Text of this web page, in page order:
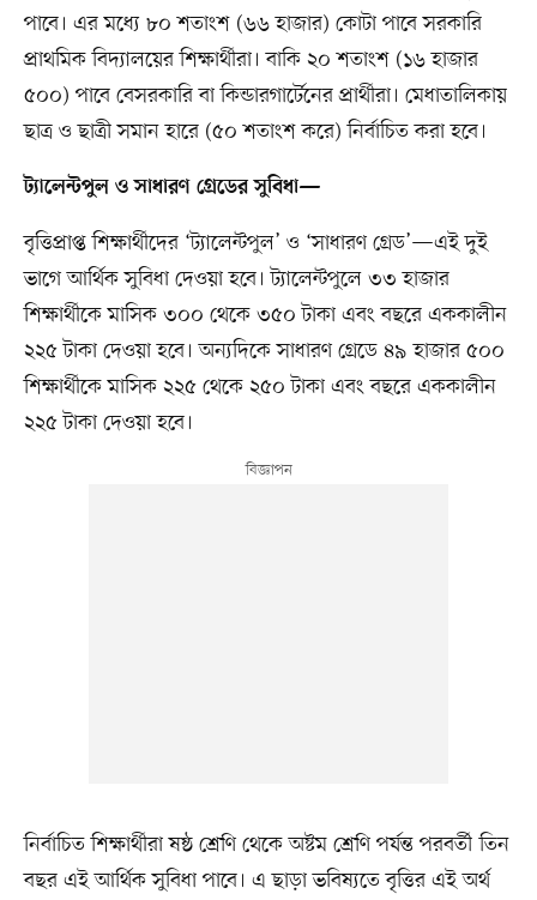
পাবে। এর মধ্যে ৮০ শতাংশ (৬৬ হাজার) কোটা পাবে সরকারি
প্রাথমিক বিদ্যালয়ের শিক্ষার্থীরা। বাকি ২০ শতাংশ (১৬ হাজার
৫০০) পাবে বেসরকারি বা কিন্ডারগার্টেনের প্রার্থীরা। মেধাতালিকায়
ছাত্র ও ছাত্রী সমান হারে (৫০ শতাংশ করে) নির্বাচিত করা হবে।
ট্যালেন্টপুল ও সাধারণ গ্রেডের সুবিধা—
বৃত্তিপ্রাপ্ত শিক্ষার্থীদের ‘ট্যালেন্টপুল’ ও ‘সাধারণ গ্রেড’—এই দুই
ভাগে আর্থিক সুবিধা দেওয়া হবে। ট্যালেন্টপুলে ৩৩ হাজার
শিক্ষার্থীকে মাসিক ৩০০ থেকে ৩৫০ টাকা এবং বছরে এককালীন
২২৫ টাকা দেওয়া হবে। অন্যদিকে সাধারণ গ্রেডে ৪৯ হাজার ৫০০
শিক্ষার্থীকে মাসিক ২২৫ থেকে ২৫০ টাকা এবং বছরে এককালীন
২২৫ টাকা দেওয়া হবে।
নির্বাচিত শিক্ষার্থীরা ষষ্ঠ শ্রেণি থেকে অষ্টম শ্রেণি পর্যন্ত পরবর্তী তিন
বছর এই আর্থিক সুবিধা পাবে। এ ছাড়া ভবিষ্যতে বৃত্তির এই অর্থ